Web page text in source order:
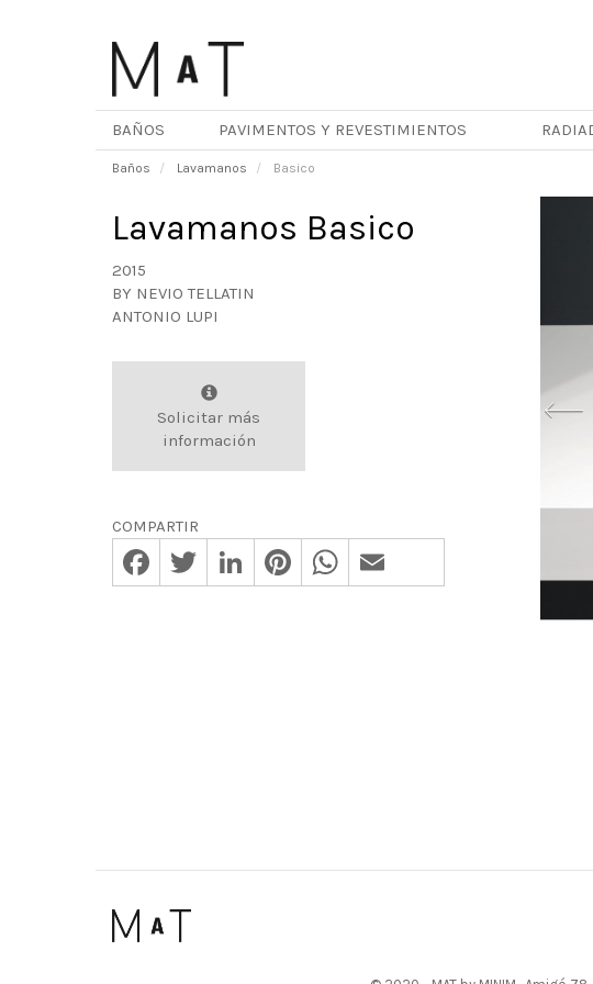
BAÑOS PAVIMENTOS Y REVESTIMIENTOS
Baños Lavamanos Basico
Lavamanos Basico
2015
BY NEVIO TELLATIN
ANTONIO LUPI
Solicitar más
información
COMPARTIR
FacebookTwitter LinkedInPinterestWhatsApp